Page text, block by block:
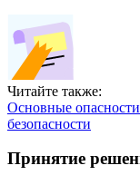
Читайте также:
Основные
безопасности
Принятие